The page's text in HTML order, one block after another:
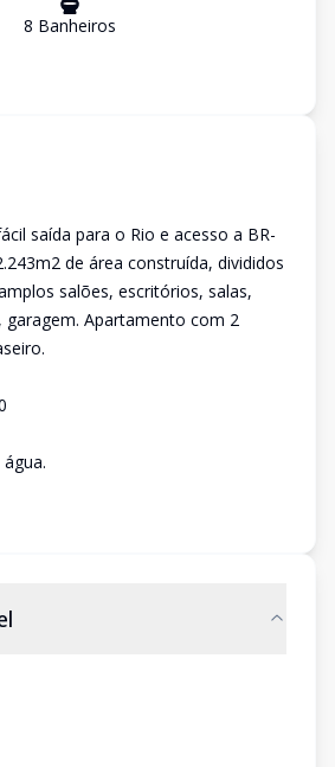
8 Banheiros
saída para o Rio e acesso a BR-
de área construída, divididos
salões, escritórios, salas,
garagem. Apartamento com 2